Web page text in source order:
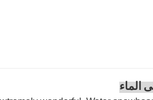
الماء